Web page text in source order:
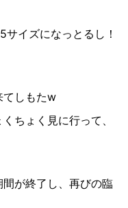
イズになっとるし！
しもたw‪
ちょく見に行って、
が終了し、再びの臨